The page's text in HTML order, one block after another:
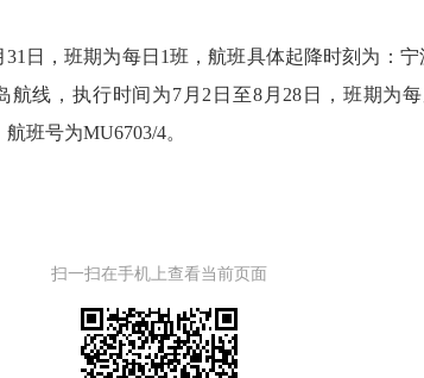
，班期为每日1班，航班具体起降时刻为：宁波
航线，执行时间为7月2日至8月28日，班期为
班号为MU6703/4。
扫一扫在手机上查看当前页面